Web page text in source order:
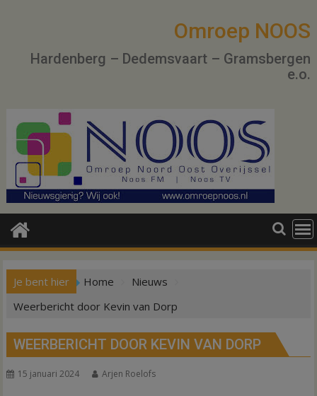
Omroep NOOS
Hardenberg – Dedemsvaart – Gramsbergen
e.o.
Je bent hier Home
Nieuws
Weerbericht door Kevin van Dorp
WEERBERICHT DOOR KEVIN VAN DORP
15 januari 2024 Arjen Roelofs